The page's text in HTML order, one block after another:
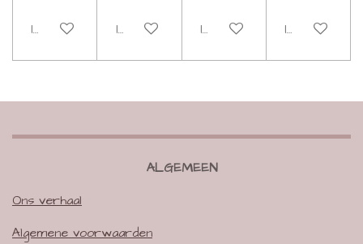
In winkelwagenIn winkelwagenIn winkelwagenIn
ALGEMEEN
Ons verhaal
Algemene voorwaarden